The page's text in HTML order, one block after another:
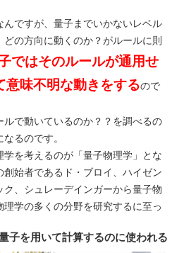
んですが、量子までいかないレベル
の方向に動くのか？がルールに則
ではそのルールが通用せ
意味不明な動きをするので
で動いているのか？？を調べるの
るのです。
を考えるのが「量子物理学」とな
始者であるド・ブロイ、ハイゼン
、シュレーデインガーから量子物
学の多くの分野を研究するに至っ
子を用いて計算するのに使われる